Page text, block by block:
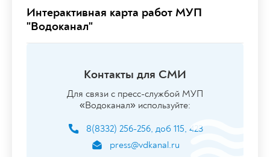
Интерактивная карта работ МУП
"Водоканал"
Контакты для СМИ
Для связи с пресс-службой МУП
«Водоканал» используйте:
8(8332) 256-256, доб 115, 423
press@vdkanal.ru